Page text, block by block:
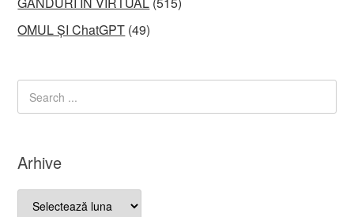
OMUL ȘI ChatGPT (49)
Arhive
Arhive